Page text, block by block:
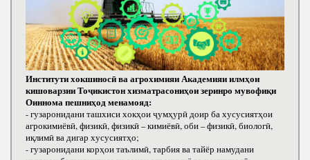
Институти хокшиносӣ ва агрохимияи Академияи илмҳои
кишоварзии Тоҷикистон хизматрасониҳои зеринро мувофиқи
Оиннома пешниҳод менамояд:
- гузаронидани ташхиси хокҳои ҷумҳурӣ доир ба хусусиятҳои
агрокимиёвӣ, физикӣ, физикӣ – кимиёвӣ, оби – физикӣ, биологӣ,
иқлимӣ ва дигар хусусиятҳо;
- гузаронидани корҳои таълимӣ, тарбия ва тайёр намудани